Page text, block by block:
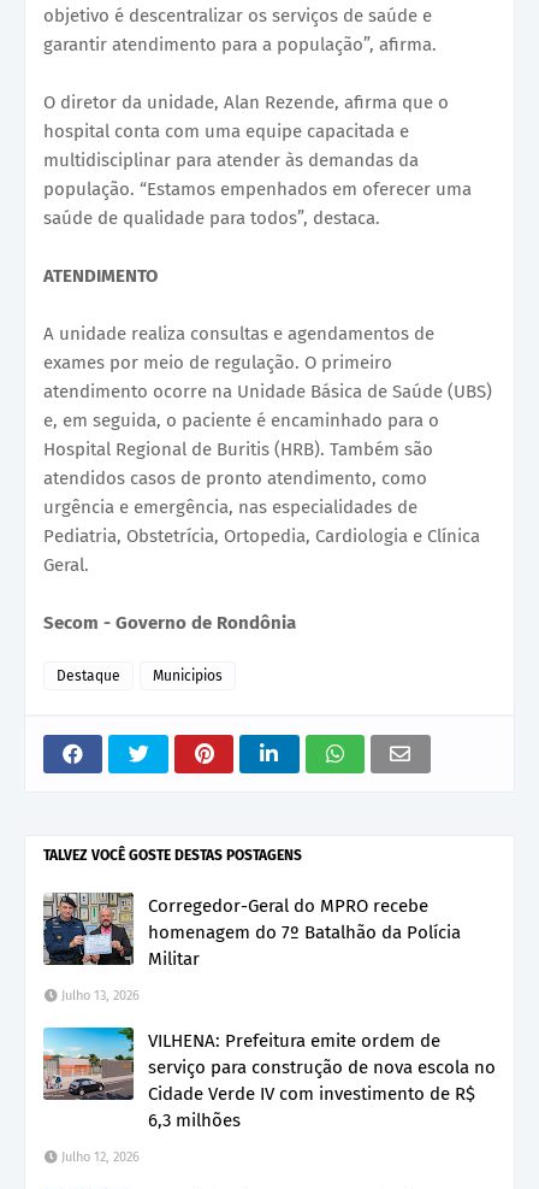
objetivo é descentralizar os serviços de saúde e
garantir atendimento para a população”, afirma.
O diretor da unidade, Alan Rezende, afirma que o
hospital conta com uma equipe capacitada e
multidisciplinar para atender às demandas da
população. “Estamos empenhados em oferecer uma
saúde de qualidade para todos”, destaca.
ATENDIMENTO
A unidade realiza consultas e agendamentos de
exames por meio de regulação. O primeiro
atendimento ocorre na Unidade Básica de Saúde (UBS)
e, em seguida, o paciente é encaminhado para o
Hospital Regional de Buritis (HRB). Também são
atendidos casos de pronto atendimento, como
urgência e emergência, nas especialidades de
Pediatria, Obstetrícia, Ortopedia, Cardiologia e Clínica
Geral.
Secom - Governo de Rondônia
Destaque Municipios
TALVEZ VOCÊ GOSTE DESTAS POSTAGENS
Corregedor-Geral do MPRO recebe
homenagem do 7º Batalhão da Polícia
Militar
Julho 13, 2026
VILHENA: Prefeitura emite ordem de
serviço para construção de nova escola no
Cidade Verde IV com investimento de R$
6,3 milhões
Julho 12, 2026